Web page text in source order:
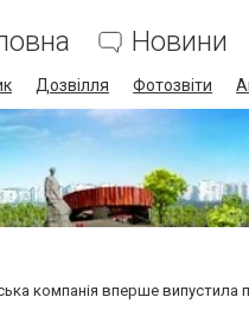
Новини
Дозвілля Фотозвіти
компанія вперше